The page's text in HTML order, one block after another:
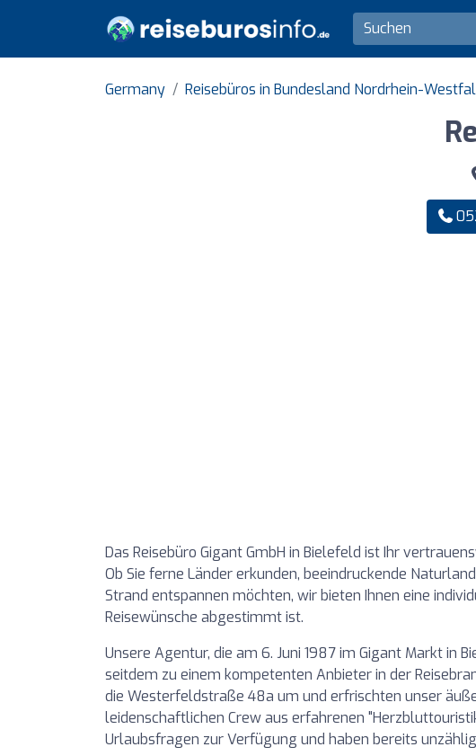
Germany Reisebüros in Bundesland Nordrhein-
Das Reisebüro Gigant GmbH in Bielefeld ist Ihr
Ob Sie ferne Länder erkunden, beeindruckende
Strand entspannen möchten, wir bieten Ihnen eine
Reisewünsche abgestimmt ist.
Unsere Agentur, die am 6. Juni 1987 im Gigant Markt in
seitdem zu einem kompetenten Anbieter in der
die Westerfeldstraße 48a um und erfrischten unser
leidenschaftlichen Crew aus erfahrenen
Urlaubsfragen zur Verfügung und haben bereits